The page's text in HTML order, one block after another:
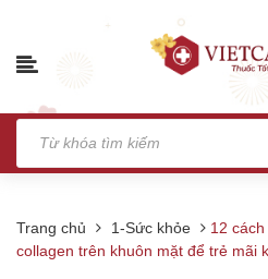
Trang chủ 1-Sức khỏe
12
collagen trên khuôn mặt để trẻ mãi